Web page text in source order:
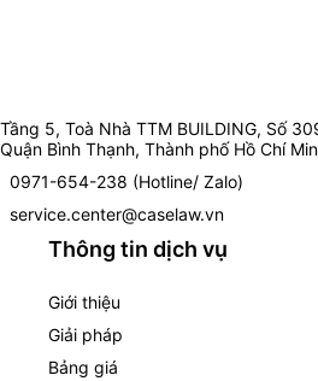
Tầng 5, Toà Nhà TTM BUILDING, Số
Quận Bình Thạnh, Thành phố Hồ Chí
0971-654-238 (Hotline/ Zalo)
service.center@caselaw.vn
Thông tin dịch vụ
Giới thiệu
Giải pháp
Bảng giá